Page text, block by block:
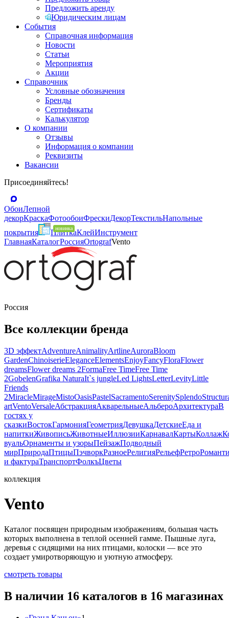
Предложить аренду
Юридическим лицам
События
Справочная информация
Новости
Статьи
Мероприятия
Акции
Справочник
Условные обозначения
Бренды
Сертификаты
Калькулятор
О компании
Отзывы
Информация о компании
Реквизиты
Вакансии
Присоединяйтесь!
ОбоиЛепной
декорКраскаФотообоиФрескиДекорТекстильНапольные
покрытия
ПлиткаКлейИнструмент
ГлавнаяКаталогРоссияOrtografVento
Россия
Все коллекции бренда
3D эффектAdventureAnimalityArtlineAuroraBloom
GardenChinoiserieEleganceElementsEnjoyFancyFloraFlower
dreamsFlower dreams 2FormaFree TimeFree Time
2GobelenGrafika NaturaIt`s jungleLed LightsLetterLevityLittle
Friends
2MiracleMirageMistoOasisPastelSacramentoSerenitySplendo
artVentoVersaleАбстракцияАкварельныеАльбероАрхитектураВ
гостях у
сказкиВостокГармонияГеометрияДевушкаДетскиеЕда и
напиткиЖивописьЖивотныеИллюзииКарнавалКартыКоллаж
вуальОрнаменты и узорыПейзажПодводный
мирПриродаПтицыПэчворкРазноеРелигияРельефРетро
и фактураТранспортФолкъЦветы
коллекция
Vento
Каталог посвящен природным изображениям, большая часть
которых выполнена в теплой осенней гамме. Пышные луга,
деревья с сидящими на них птицами, колоски — все это
создает умиротворяющую и уютную атмосферу.
смотреть товары
В наличии 16 каталогов в 16 магазинах